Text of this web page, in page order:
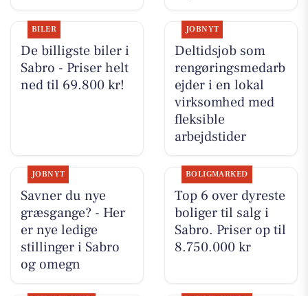
BILER
De billigste biler i
Sabro - Priser helt
ned til 69.800 kr!
JOBNYT
Deltidsjob som
rengøringsmedarb
ejder i en lokal
virksomhed med
fleksible
arbejdstider
JOBNYT
Savner du nye
græsgange? - Her
er nye ledige
stillinger i Sabro
og omegn
BOLIGMARKED
Top 6 over dyreste
boliger til salg i
Sabro. Priser op til
8.750.000 kr